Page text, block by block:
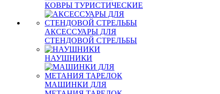
КОВРЫ ТУРИСТИЧЕСКИЕ
АКСЕССУАРЫ ДЛЯ
СТЕНДОВОЙ СТРЕЛЬБЫ
НАУШНИКИ
МАШИНКИ ДЛЯ